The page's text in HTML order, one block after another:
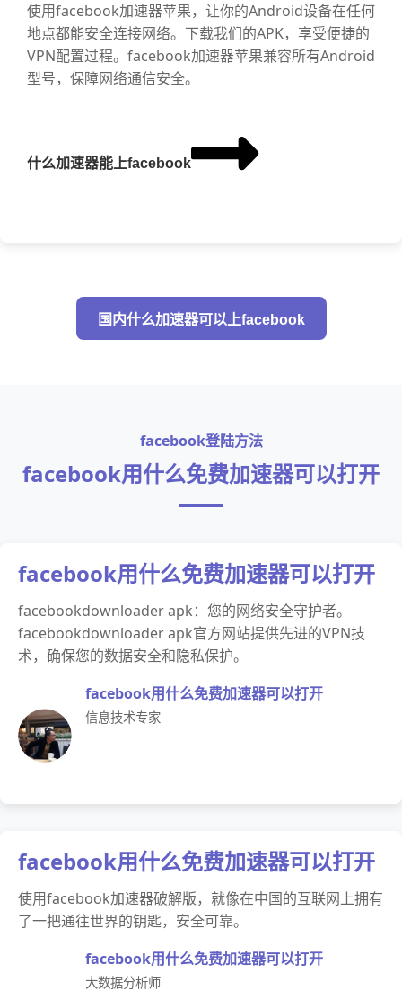
使用facebook加速器苹果，让你的Android设备在任何
地点都能安全连接网络。下载我们的APK，享受便捷的
VPN配置过程。facebook加速器苹果兼容所有Android
型号，保障网络通信安全。
什么加速器能上facebook
国内什么加速器可以上facebook
facebook登陆方法
facebook用什么免费加速器可以打开
facebook用什么免费加速器可以打开
facebookdownloader apk：您的网络安全守护者。
facebookdownloader apk官方网站提供先进的VPN技
术，确保您的数据安全和隐私保护。
facebook用什么免费加速器可以打开
信息技术专家
facebook用什么免费加速器可以打开
使用facebook加速器破解版，就像在中国的互联网上拥有
了一把通往世界的钥匙，安全可靠。
facebook用什么免费加速器可以打开
大数据分析师